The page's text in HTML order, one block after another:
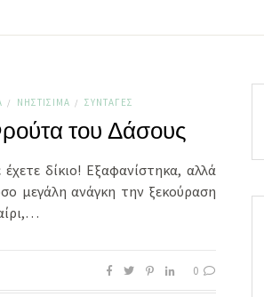
/ ΝΗΣΤΊΣΙΜΑ / ΣΥΝΤΑΓΈΣ
του Δάσους
δίκιο! Εξαφανίστηκα, αλλά
μεγάλη ανάγκη την ξεκούραση
0